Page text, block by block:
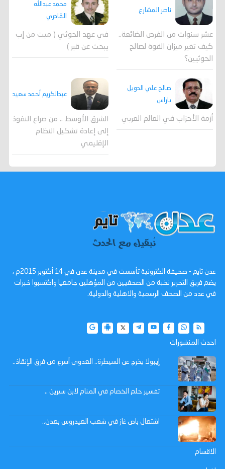
ناصر المشارع
عشر سنوات من الفرص الضائعة..
كيف تغير ميزان القوة لصالح
الحوثيين؟
محمد عبدالله
القادري
في عهد الحوثي ( ميت من إب
يبحث عن قبر )
صالح علي الدويل
باراس
أزمة الأحزاب في العالم العربي
عبدالكريم أحمد سعيد
الشرق الأوسط .. من صراع النفوذ
إلى إعادة تشكيل النظام
الإقليمي
عدن تايم - صحيفة الكترونية تأسست في مدينة عدن في 14 أكتوبر 2015م ،
يضم فريق التحرير نخبة من الصحفيين من المؤهلين جامعيا واكتسبوا خبرات
في عدد من الصحف الرسمية والاهلية والدولية.
احدث المنشورات
إيبولا يخرج عن السيطرة.. العدوى أسرع من فرق الإنقاذ..
تفسير حلم الخصام في المنام لابن سيرين ..
اشتعال باص غاز في شعب العيدروس بعدن..
الاقسام